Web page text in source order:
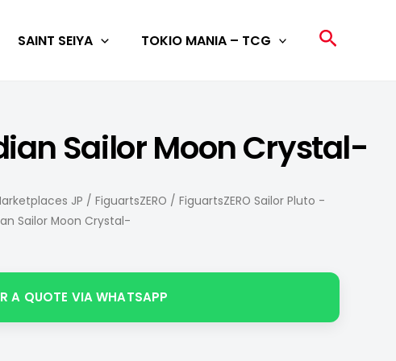
SAINT SEIYA TOKIO MANIA – TCG Search
Sailor Moon Crystal-
JP /FiguartsZERO / FiguartsZERO Sailor Pluto -
Sailor Moon Crystal-
A QUOTE VIA WHATSAPP